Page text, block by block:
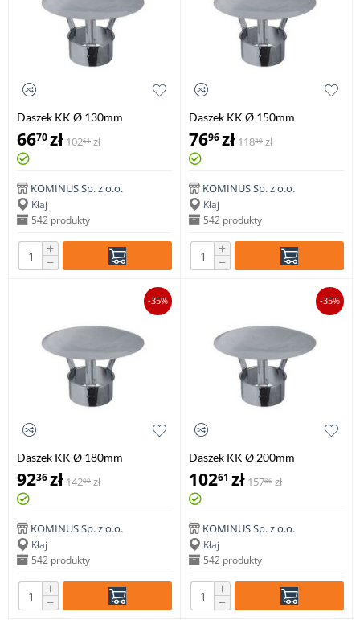
Daszek KK Ø 130mm
6670zł10261 zł
KOMINUS Sp. z o.o.
Kłaj
542 produkty
+
−
Daszek KK Ø 150mm
7696zł11840 zł
KOMINUS Sp. z o.o.
Kłaj
542 produkty
+
−
-35%
Daszek KK Ø 180mm
9236zł14209 zł
KOMINUS Sp. z o.o.
Kłaj
542 produkty
+
−
-35%
Daszek KK Ø 200mm
10261 zł15786 zł
KOMINUS Sp. z o.o.
Kłaj
542 produkty
+
−